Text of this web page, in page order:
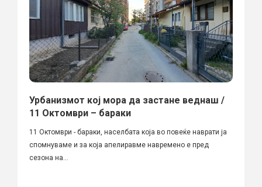
Урбанизмот кој мора да застане веднаш /
11 Октомври – бараки
11 Октомври - бараки, населбата која во повеќе наврати ја
спомнуваме и за која апелиравме навремено е пред
сезона на...